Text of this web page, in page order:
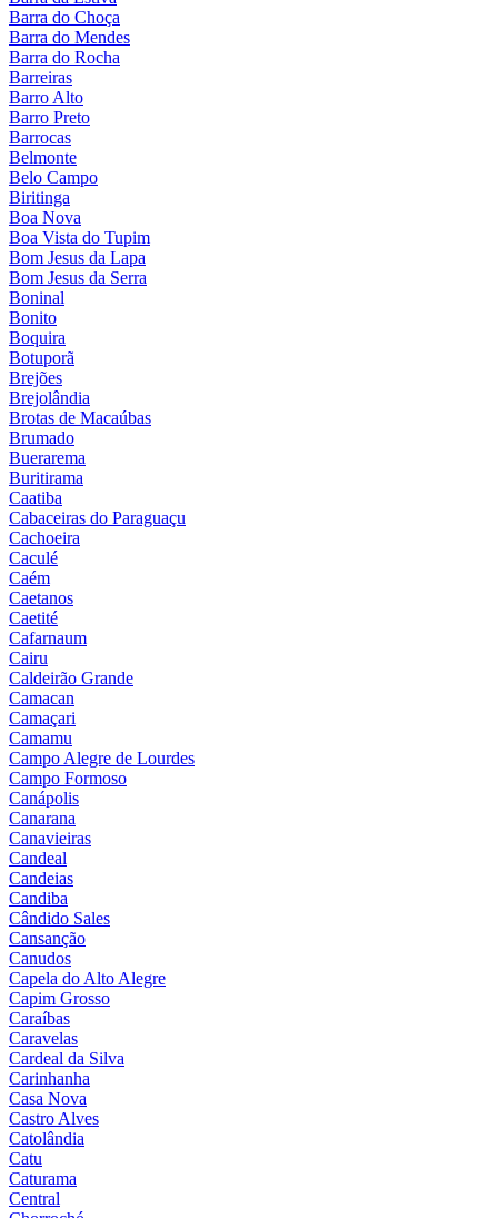
Barra do Choça
Barra do Mendes
Barra do Rocha
Barreiras
Barro Alto
Barro Preto
Barrocas
Belmonte
Belo Campo
Biritinga
Boa Nova
Boa Vista do Tupim
Bom Jesus da Lapa
Bom Jesus da Serra
Boninal
Bonito
Boquira
Botuporã
Brejões
Brejolândia
Brotas de Macaúbas
Brumado
Buerarema
Buritirama
Caatiba
Cabaceiras do Paraguaçu
Cachoeira
Caculé
Caém
Caetanos
Caetité
Cafarnaum
Cairu
Caldeirão Grande
Camacan
Camaçari
Camamu
Campo Alegre de Lourdes
Campo Formoso
Canápolis
Canarana
Canavieiras
Candeal
Candeias
Candiba
Cândido Sales
Cansanção
Canudos
Capela do Alto Alegre
Capim Grosso
Caraíbas
Caravelas
Cardeal da Silva
Carinhanha
Casa Nova
Castro Alves
Catolândia
Catu
Caturama
Central